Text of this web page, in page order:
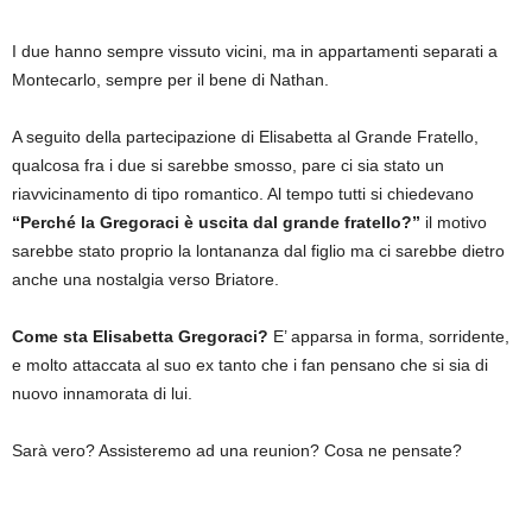
I due hanno sempre vissuto vicini, ma in appartamenti separati a
Montecarlo, sempre per il bene di Nathan.
A seguito della partecipazione di Elisabetta al Grande Fratello,
qualcosa fra i due si sarebbe smosso, pare ci sia stato un
riavvicinamento di tipo romantico. Al tempo tutti si chiedevano
“Perché la Gregoraci è uscita dal grande fratello?” il motivo
sarebbe stato proprio la lontananza dal figlio ma ci sarebbe dietro
anche una nostalgia verso Briatore.
Come sta Elisabetta Gregoraci? E’ apparsa in forma, sorridente,
e molto attaccata al suo ex tanto che i fan pensano che si sia di
nuovo innamorata di lui.
Sarà vero? Assisteremo ad una reunion? Cosa ne pensate?